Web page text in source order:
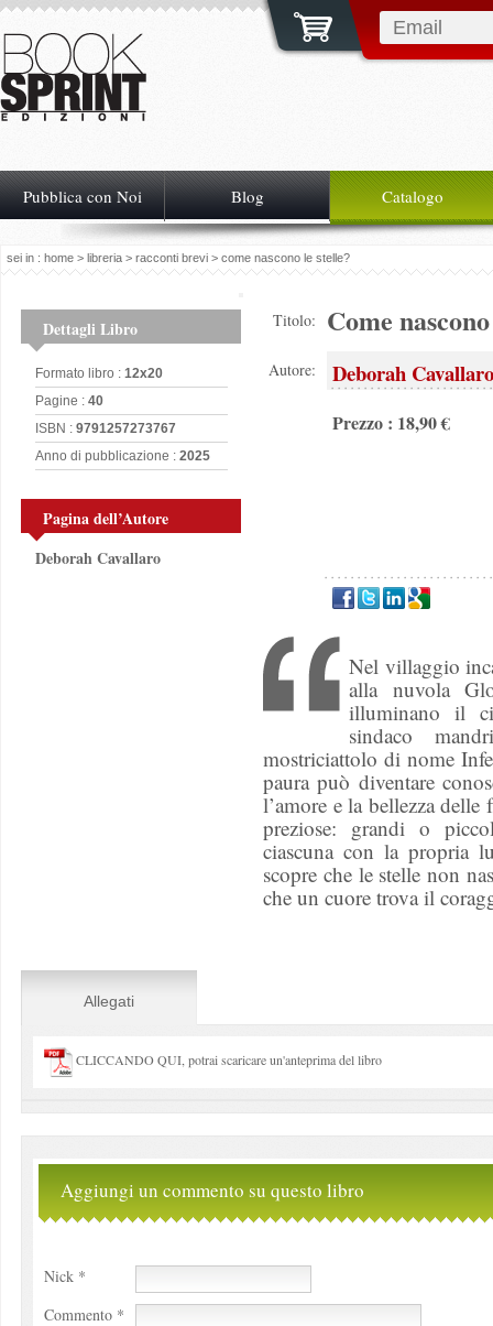
Pubblica con Noi Blog Catalogo
sei in : home > libreria > racconti brevi > come nascono le stelle?
Dettagli Libro
Formato libro : 12x20
Pagine : 40
ISBN : 9791257273767
Anno di pubblicazione : 2025
Pagina dell’Autore
Deborah Cavallaro
Titolo: Come
Autore: Deborah Cavallaro
Prezzo : 18,90 €
Nel villaggio
alla nuvola
illuminano il
sindaco
mostriciattolo di nome
paura può diventare
l’amore e la bellezza
preziose: grandi o
ciascuna con la propria
scopre che le stelle non
che un cuore trova il
Allegati
CLICCANDO QUI, potrai scaricare un'anteprima del libro
Aggiungi un commento su questo libro
Nick *
Commento *